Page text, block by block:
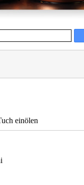
einölen